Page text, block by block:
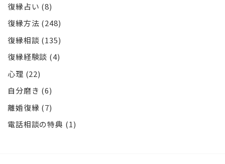
復縁占い (8)
復縁方法 (248)
復縁相談 (135)
復縁経験談 (4)
心理 (22)
自分磨き (6)
離婚復縁 (7)
電話相談の特典 (1)